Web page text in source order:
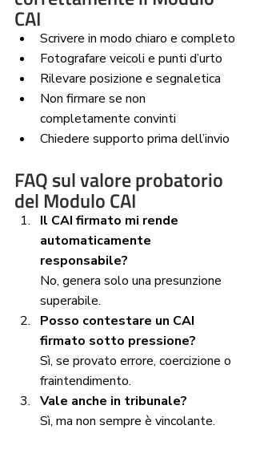
CAI
Scrivere in modo chiaro e completo
Fotografare veicoli e punti d’urto
Rilevare posizione e segnaletica
Non firmare se non
completamente convinti
Chiedere supporto prima dell’invio
FAQ sul valore probatorio
del Modulo CAI
Il CAI firmato mi rende
automaticamente
responsabile?
No, genera solo una presunzione
superabile.
Posso contestare un CAI
firmato sotto pressione?
Sì, se provato errore, coercizione o
fraintendimento.
Vale anche in tribunale?
Sì, ma non sempre è vincolante.